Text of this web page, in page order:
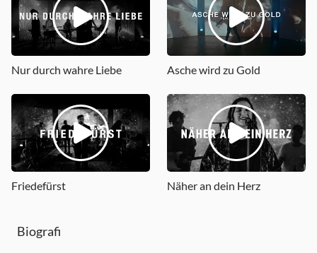
Gott ist so viel mehr
2021
Gott ist so viel mehr (Acoustic Sessions)
2021
Nur durch wahre Liebe Asche wird zu Gold
Friedefürst Näher an dein Herz
Biografi